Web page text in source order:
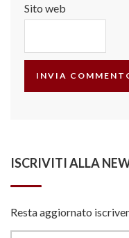
Sito web
ISCRIVITI ALLA
Resta aggiornato